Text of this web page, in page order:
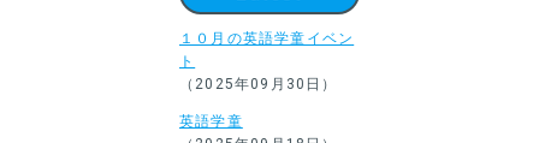
１０月の英語学童イベン
ト
（2025年09月30日）
英語学童